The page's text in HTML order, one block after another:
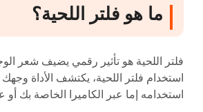
ما هو فلتر اللحية؟
فلتر اللحية هو تأثير رقمي يضيف شعر
استخدام فلتر اللحية، يكتشف الأداة
استخدامه إما عبر الكاميرا الخاصة بك